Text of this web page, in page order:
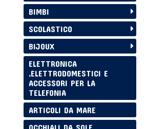
BIMBI
SCOLASTICO
BIJOUX
ELETTRONICA
,ELETTRODOMESTICI E
ACCESSORI PER LA
TELEFONIA
ARTICOLI DA MARE